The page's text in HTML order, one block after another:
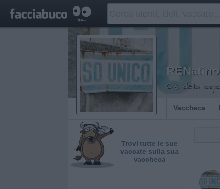
RENatino
C'è della
Vaccheca
Trovi tutte le sue
vaccate sulla sua
vaccheca